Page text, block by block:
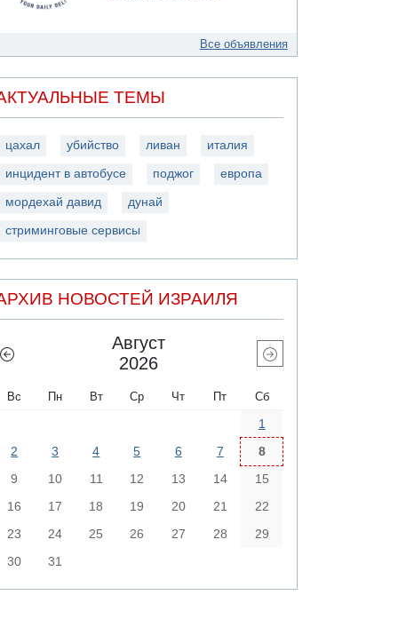
Все объявления
ТЕМЫ
цахал убийство ливан италия
инцидент в автобусе поджог европа
мордехай давид дунай
стриминговые сервисы
НОВОСТЕЙ ИЗРАИЛЯ
Август
2026
Вс Пн Вт Ср Чт Пт Сб
1
2
3 4 5 6 7
8
9
10 11 12 13 14
15
16
17 18 19 20 21
22
23
24 25 26 27 28
29
30
31